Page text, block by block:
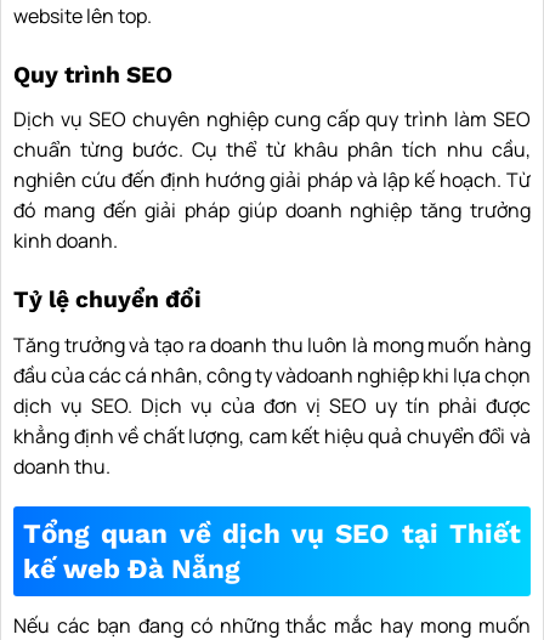
website lên top.
Quy trình SEO
Dịch vụ SEO chuyên nghiệp cung cấp quy trình làm SEO
chuẩn từng bước. Cụ thể từ khâu phân tích nhu cầu,
nghiên cứu đến định hướng giải pháp và lập kế hoạch. Từ
đó mang đến giải pháp giúp doanh nghiệp tăng trưởng
kinh doanh.
Tỷ lệ chuyển đổi
Tăng trưởng và tạo ra doanh thu luôn là mong muốn hàng
đầu của các cá nhân, công ty vàdoanh nghiệp khi lựa chọn
dịch vụ SEO. Dịch vụ của đơn vị SEO uy tín phải được
khẳng định về chất lượng, cam kết hiệu quả chuyển đổi và
doanh thu.
Tổng quan về dịch vụ SEO tại Thiết
kế web Đà Nẵng
Nếu các bạn đang có những thắc mắc hay mong muốn